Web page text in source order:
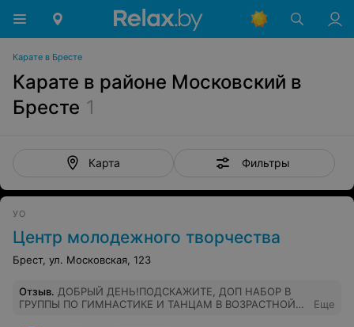
Карате в Бресте
Карате в районе Московский в
Бресте 1
Карта Фильтры
УО
Центр молодежного творчества
Брест, ул. Московская, 123
Отзыв. ДОБРЫЙ ДЕНЬ!ПОДСКАЖИТЕ, ДОП НАБОР В
ГРУППЫ ПО ГИМНАСТИКЕ И ТАНЦАМ В ВОЗРАСТНОЙ
Еще